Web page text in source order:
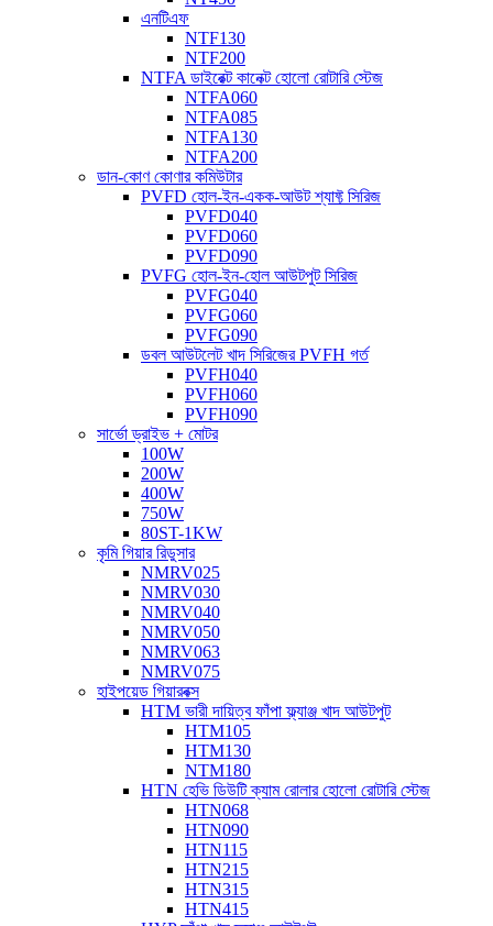
এনটিএফ
NTF130
NTF200
NTFA ডাইরেক্ট কানেক্ট হোলো রোটারি স্টেজ
NTFA060
NTFA085
NTFA130
NTFA200
ডান-কোণ কোণার কমিউটার
PVFD হোল-ইন-একক-আউট শ্যাফ্ট সিরিজ
PVFD040
PVFD060
PVFD090
PVFG হোল-ইন-হোল আউটপুট সিরিজ
PVFG040
PVFG060
PVFG090
ডবল আউটলেট খাদ সিরিজের PVFH গর্ত
PVFH040
PVFH060
PVFH090
সার্ভো ড্রাইভ + মোটর
100W
200W
400W
750W
80ST-1KW
কৃমি গিয়ার রিডুসার
NMRV025
NMRV030
NMRV040
NMRV050
NMRV063
NMRV075
হাইপয়েড গিয়ারবক্স
HTM ভারী দায়িত্ব ফাঁপা ফ্ল্যাঞ্জ খাদ আউটপুট
HTM105
HTM130
NTM180
HTN হেভি ডিউটি ​​ক্যাম রোলার হোলো রোটারি স্টেজ
HTN068
HTN090
HTN115
HTN215
HTN315
HTN415